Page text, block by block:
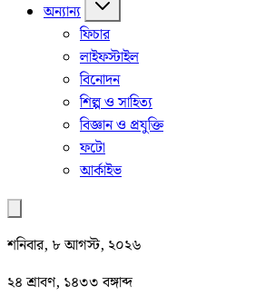
অন্যান্য
ফিচার
লাইফস্টাইল
বিনোদন
শিল্প ও সাহিত্য
বিজ্ঞান ও প্রযুক্তি
ফটো
আর্কাইভ
শনিবার, ৮ আগস্ট, ২০২৬
২৪ শ্রাবণ, ১৪৩৩ বঙ্গাব্দ